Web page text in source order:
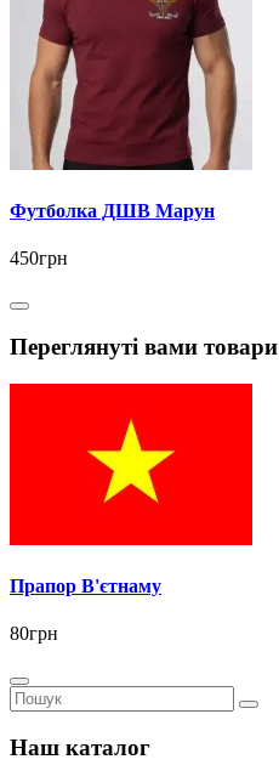
Футболка ДШВ Марун
450грн
Переглянуті вами товари
Прапор В'єтнаму
80грн
Наш каталог